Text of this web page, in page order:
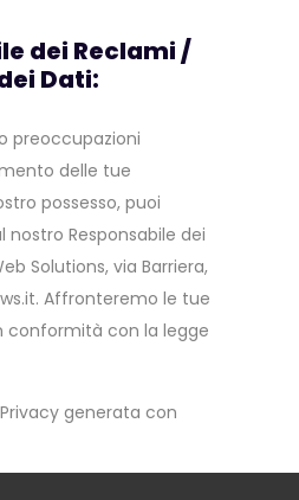
dei Reclami /
Dati:
preoccupazioni
delle tue
possesso, puoi
nostro Responsabile dei
Solutions, via Barriera,
Affronteremo le tue
conformità con la legge
generata con